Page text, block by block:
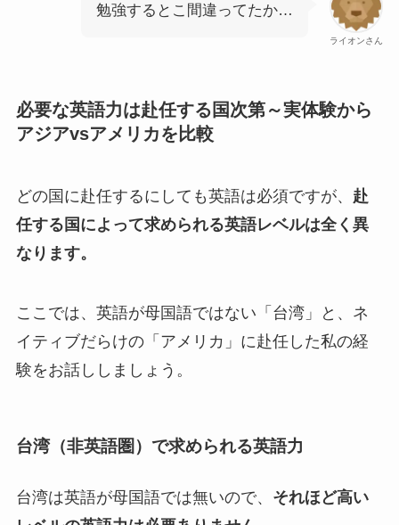
ライオンさん
勉強するとこ間違ってたか…
必要な英語力は赴任する国次第～実体験から
アジアvsアメリカを比較
どの国に赴任するにしても英語は必須ですが、 赴
任する国によって求められる英語レベルは全く異
なります。
ここでは、英語が母国語ではない「台湾」と、ネ
イティブだらけの「アメリカ」に赴任した私の経
験をお話ししましょう。
台湾（非英語圏）で求められる英語力
台湾は英語が母国語では無いので、 それほど高い